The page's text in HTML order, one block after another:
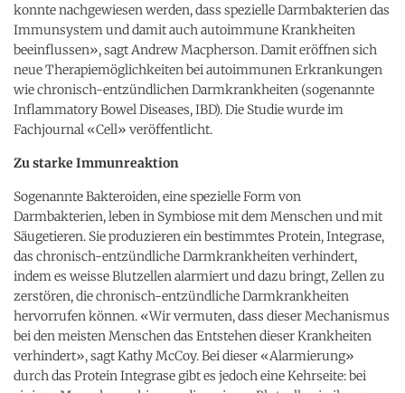
konnte nachgewiesen werden, dass spezielle Darmbakterien das
Immunsystem und damit auch autoimmune Krankheiten
beeinflussen», sagt Andrew Macpherson. Damit eröffnen sich
neue Therapiemöglichkeiten bei autoimmunen Erkrankungen
wie chronisch-entzündlichen Darmkrankheiten (sogenannte
Inflammatory Bowel Diseases, IBD). Die Studie wurde im
Fachjournal «Cell» veröffentlicht.
Zu starke Immunreaktion
Sogenannte Bakteroiden, eine spezielle Form von
Darmbakterien, leben in Symbiose mit dem Menschen und mit
Säugetieren. Sie produzieren ein bestimmtes Protein, Integrase,
das chronisch-entzündliche Darmkrankheiten verhindert,
indem es weisse Blutzellen alarmiert und dazu bringt, Zellen zu
zerstören, die chronisch-entzündliche Darmkrankheiten
hervorrufen können. «Wir vermuten, dass dieser Mechanismus
bei den meisten Menschen das Entstehen dieser Krankheiten
verhindert», sagt Kathy McCoy. Bei dieser «Alarmierung»
durch das Protein Integrase gibt es jedoch eine Kehrseite: bei